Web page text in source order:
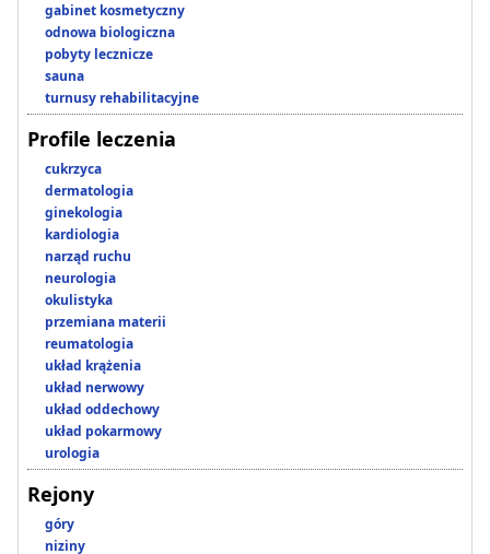
gabinet kosmetyczny
odnowa biologiczna
pobyty lecznicze
sauna
turnusy rehabilitacyjne
Profile leczenia
cukrzyca
dermatologia
ginekologia
kardiologia
narząd ruchu
neurologia
okulistyka
przemiana materii
reumatologia
układ krążenia
układ nerwowy
układ oddechowy
układ pokarmowy
urologia
Rejony
góry
niziny